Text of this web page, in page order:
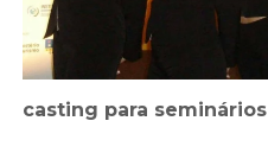
casting para seminários